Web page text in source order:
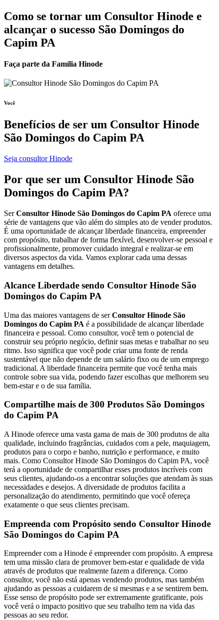
Como se tornar um Consultor Hinode e
alcançar o sucesso São Domingos do
Capim PA
Faça parte da Família Hinode
Você
Benefícios de ser um Consultor Hinode
São Domingos do Capim PA
Seja consultor Hinode
Por que ser um Consultor Hinode São
Domingos do Capim PA?
SerConsultor Hinode São Domingos do Capim PA oferece uma
série de vantagens que vão além do simples ato de vender produtos.
É uma oportunidade de alcançar liberdade financeira, empreender
com propósito, trabalhar de forma flexível, desenvolver-se pessoal e
profissionalmente, promover cuidado integral e realizar-se em
diversos aspectos da vida. Vamos explorar cada uma dessas
vantagens em detalhes.
Alcance Liberdade sendo Consultor Hinode São
Domingos do Capim PA
Uma das maiores vantagens de serConsultor Hinode São
Domingos do Capim PA é a possibilidade de alcançar liberdade
financeira e pessoal. Como consultor, você tem o potencial de
construir seu próprio negócio, definir suas metas e trabalhar no seu
ritmo. Isso significa que você pode criar uma fonte de renda
sustentável que não depende de um salário fixo ou de um emprego
tradicional. A liberdade financeira permite que você tenha mais
controle sobre sua vida, podendo fazer escolhas que melhorem seu
bem-estar e o de sua família.
Compartilhe mais de 300 Produtos São Domingos
do Capim PA
A Hinode oferece uma vasta gama de mais de 300 produtos de alta
qualidade, incluindo fragrâncias, cuidados com a pele, maquiagem,
produtos para o corpo e banho, nutrição e performance, e muito
mais. Como Consultor Hinode São Domingos do Capim PA, você
terá a oportunidade de compartilhar esses produtos incríveis com
seus clientes, ajudando-os a encontrar soluções que atendam às suas
necessidades e desejos. A diversidade de produtos facilita a
personalização do atendimento, permitindo que você ofereça
exatamente o que seus clientes precisam.
Empreenda com Propósito sendo Consultor Hinode
São Domingos do Capim PA
Empreender com a Hinode é empreender com propósito. A empresa
tem uma missão clara de promover bem-estar e qualidade de vida
através de produtos que realmente fazem a diferença. Como
consultor, você não está apenas vendendo produtos, mas também
ajudando as pessoas a cuidarem de si mesmas e a se sentirem bem.
Esse senso de propósito pode ser extremamente gratificante, pois
você verá o impacto positivo que seu trabalho tem na vida das
pessoas ao seu redor.